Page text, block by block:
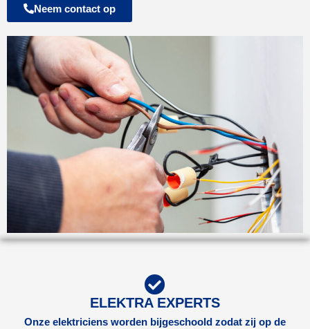
Neem contact op
ELEKTRA EXPERTS
Onze elektriciens worden bijgeschoold zodat zij op de